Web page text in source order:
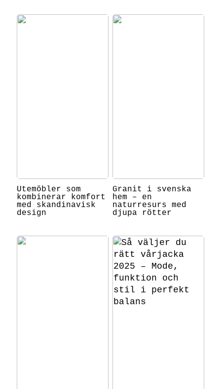
Utemöbler som
kombinerar komfort
med skandinavisk
design
Granit i svenska
hem – en
naturresurs med
djupa rötter